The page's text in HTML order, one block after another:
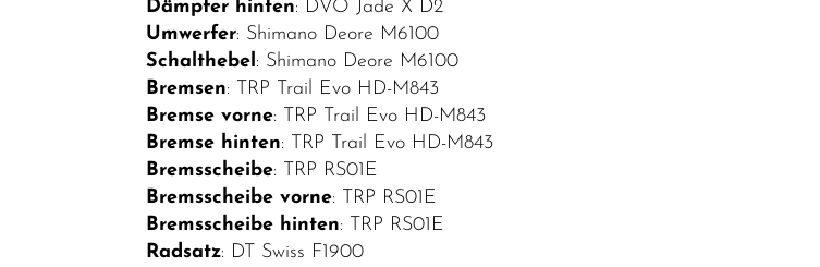
Jugendfahrräder
Dämpfer hinten: DVO Jade X D2
Umwerfer: Shimano Deore M6100
Schalthebel: Shimano Deore M6100
Bremsen: TRP Trail Evo HD-M843
Bremse vorne: TRP Trail Evo HD-M843
Bremse hinten: TRP Trail Evo HD-M843
Bremsscheibe: TRP RS01E
Bremsscheibe vorne: TRP RS01E
Bremsscheibe hinten: TRP RS01E
Radsatz: DT Swiss F1900